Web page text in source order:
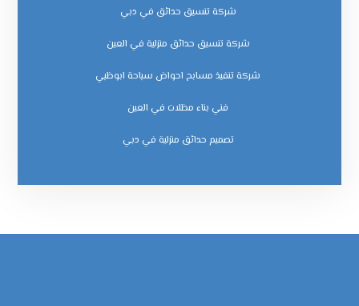
شركة تنسيق حدائق في دبي
شركة تنسيق حدائق منزلية في العين
شركة تنفيذ مسابح احواض سباحة ابوظبي
فني بناء مظلات في العين
‏تصميم حدائق منزلية في دبي